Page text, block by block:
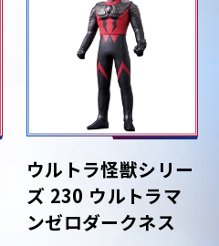
ウルトラ怪獣シリー
ズ 230 ウルトラマ
ンゼロダークネス